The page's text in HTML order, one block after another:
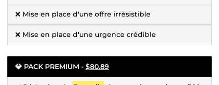
❌ Mise en place d'une offre irrésistible
❌ Mise en place d'une urgence crédible
💎 PACK PREMIUM - $80.89